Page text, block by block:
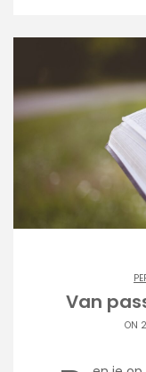
Van
ON